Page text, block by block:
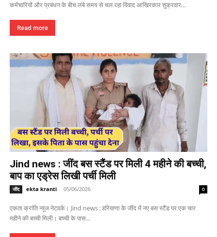
कर्मचारियों और प्रबंधन के बीच लंबे समय से चल रहा विवाद आखिरकार शुक्रवार...
Read more
Jind news : जींद बस स्टैंड पर मिली 4 महीने की बच्ची,
बाप का एड्रेस लिखी पर्ची मिली
जींद ekta kranti - 05/06/2026 0
एकता क्रांति न्यूज नेटवर्क। Jind news : हरियाणा के जींद में नए बस स्टैंड पर एक चार
महीने की बच्ची मिली। बच्ची के पास...